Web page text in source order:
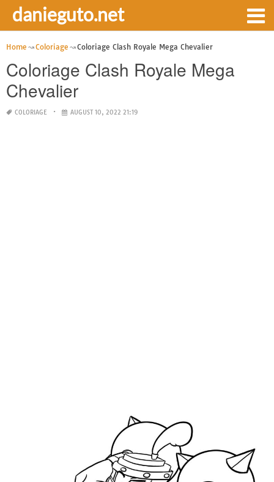
danieguto.net
Home Coloriage Coloriage Clash Royale Mega Chevalier
Coloriage Clash Royale Mega
Chevalier
COLORIAGE AUGUST 10, 2022 21:19